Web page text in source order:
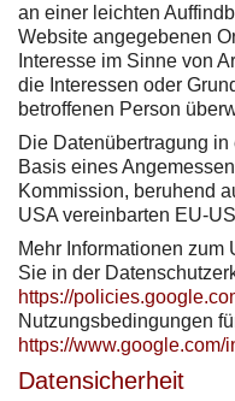
an einer leichten
Website angegebenen
Interesse im Sinne von
die Interessen oder
betroffenen Person
Die Datenübertragung
Basis eines
Kommission, beruhend
USA vereinbarten EU-
Mehr Informationen zum
Sie in der
https://
Nutzungsbedingungen
https://www.google.com/
Datensicherheit